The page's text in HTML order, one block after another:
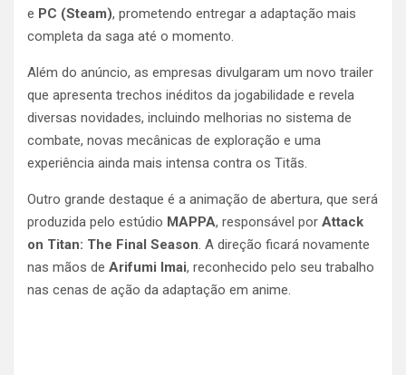
e PC (Steam), prometendo entregar a adaptação mais
completa da saga até o momento.
Além do anúncio, as empresas divulgaram um novo trailer
que apresenta trechos inéditos da jogabilidade e revela
diversas novidades, incluindo melhorias no sistema de
combate, novas mecânicas de exploração e uma
experiência ainda mais intensa contra os Titãs.
Outro grande destaque é a animação de abertura, que será
produzida pelo estúdio MAPPA, responsável por Attack
on Titan: The Final Season. A direção ficará novamente
nas mãos de Arifumi Imai, reconhecido pelo seu trabalho
nas cenas de ação da adaptação em anime.